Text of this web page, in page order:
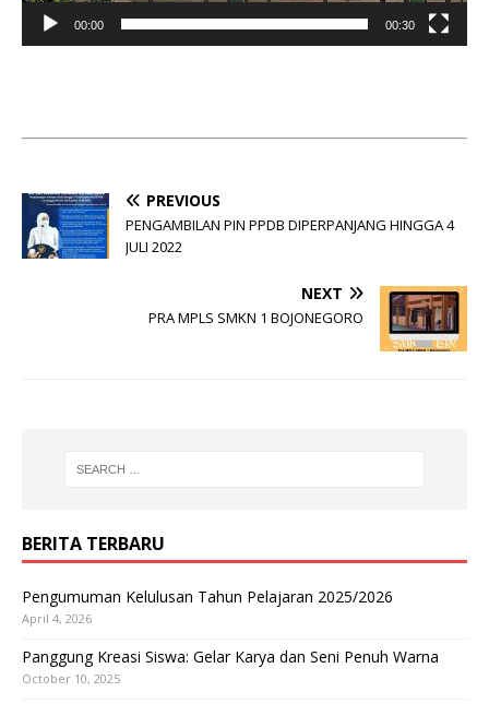
00:00 00:30
PREVIOUS
PENGAMBILAN PIN PPDB DIPERPANJANG HINGGA 4
JULI 2022
NEXT
PRA MPLS SMKN 1 BOJONEGORO
BERITA TERBARU
Pengumuman Kelulusan Tahun Pelajaran 2025/2026
April 4, 2026
Panggung Kreasi Siswa: Gelar Karya dan Seni Penuh Warna
October 10, 2025